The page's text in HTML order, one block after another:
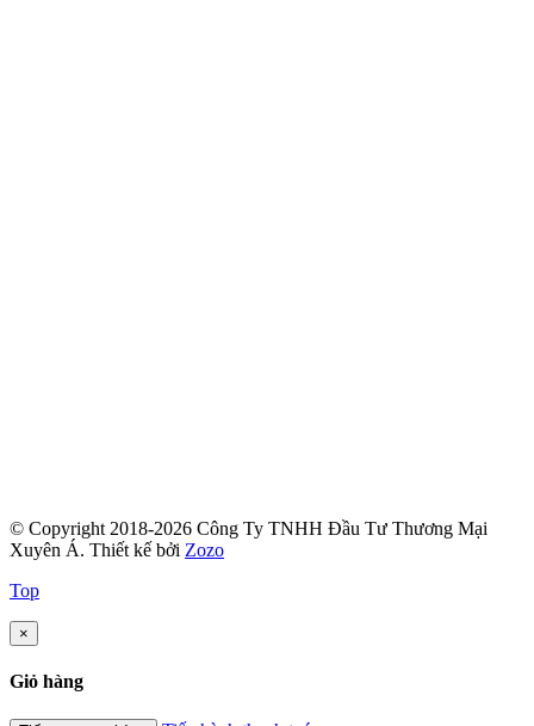
© Copyright 2018-2026 Công Ty TNHH Đầu Tư Thương Mại
Xuyên Á. Thiết kế bởi Zozo
Top
×
Giỏ hàng